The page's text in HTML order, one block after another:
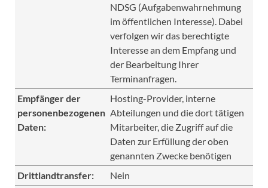
NDSG (Aufgabenwahrnehmung
im öffentlichen Interesse). Dabei
verfolgen wir das berechtigte
Interesse an dem Empfang und
der Bearbeitung Ihrer
Terminanfragen.
Empfänger der
personenbezogenen
Daten:
Hosting-Provider, interne
Abteilungen und die dort tätigen
Mitarbeiter, die Zugriff auf die
Daten zur Erfüllung der oben
genannten Zwecke benötigen
Drittlandtransfer:
Nein